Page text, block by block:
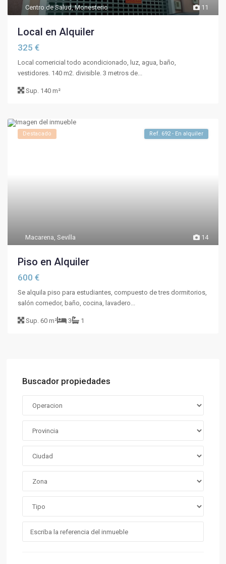
11
Centro de Salud,Monesterio
Local en Alquiler
325 €
Local comericial todo acondicionado, luz, agua, baño,
vestidores. 140 m2. divisible. 3 metros de...
Sup. 140 m²
14
Macarena,Sevilla
Destacado Ref. 692 - En alquiler
Piso en Alquiler
600 €
Se alquila piso para estudiantes, compuesto de tres dormitorios,
salón comedor, baño, cocina, lavadero...
Sup.60 m² 3 1
Buscador propiedades